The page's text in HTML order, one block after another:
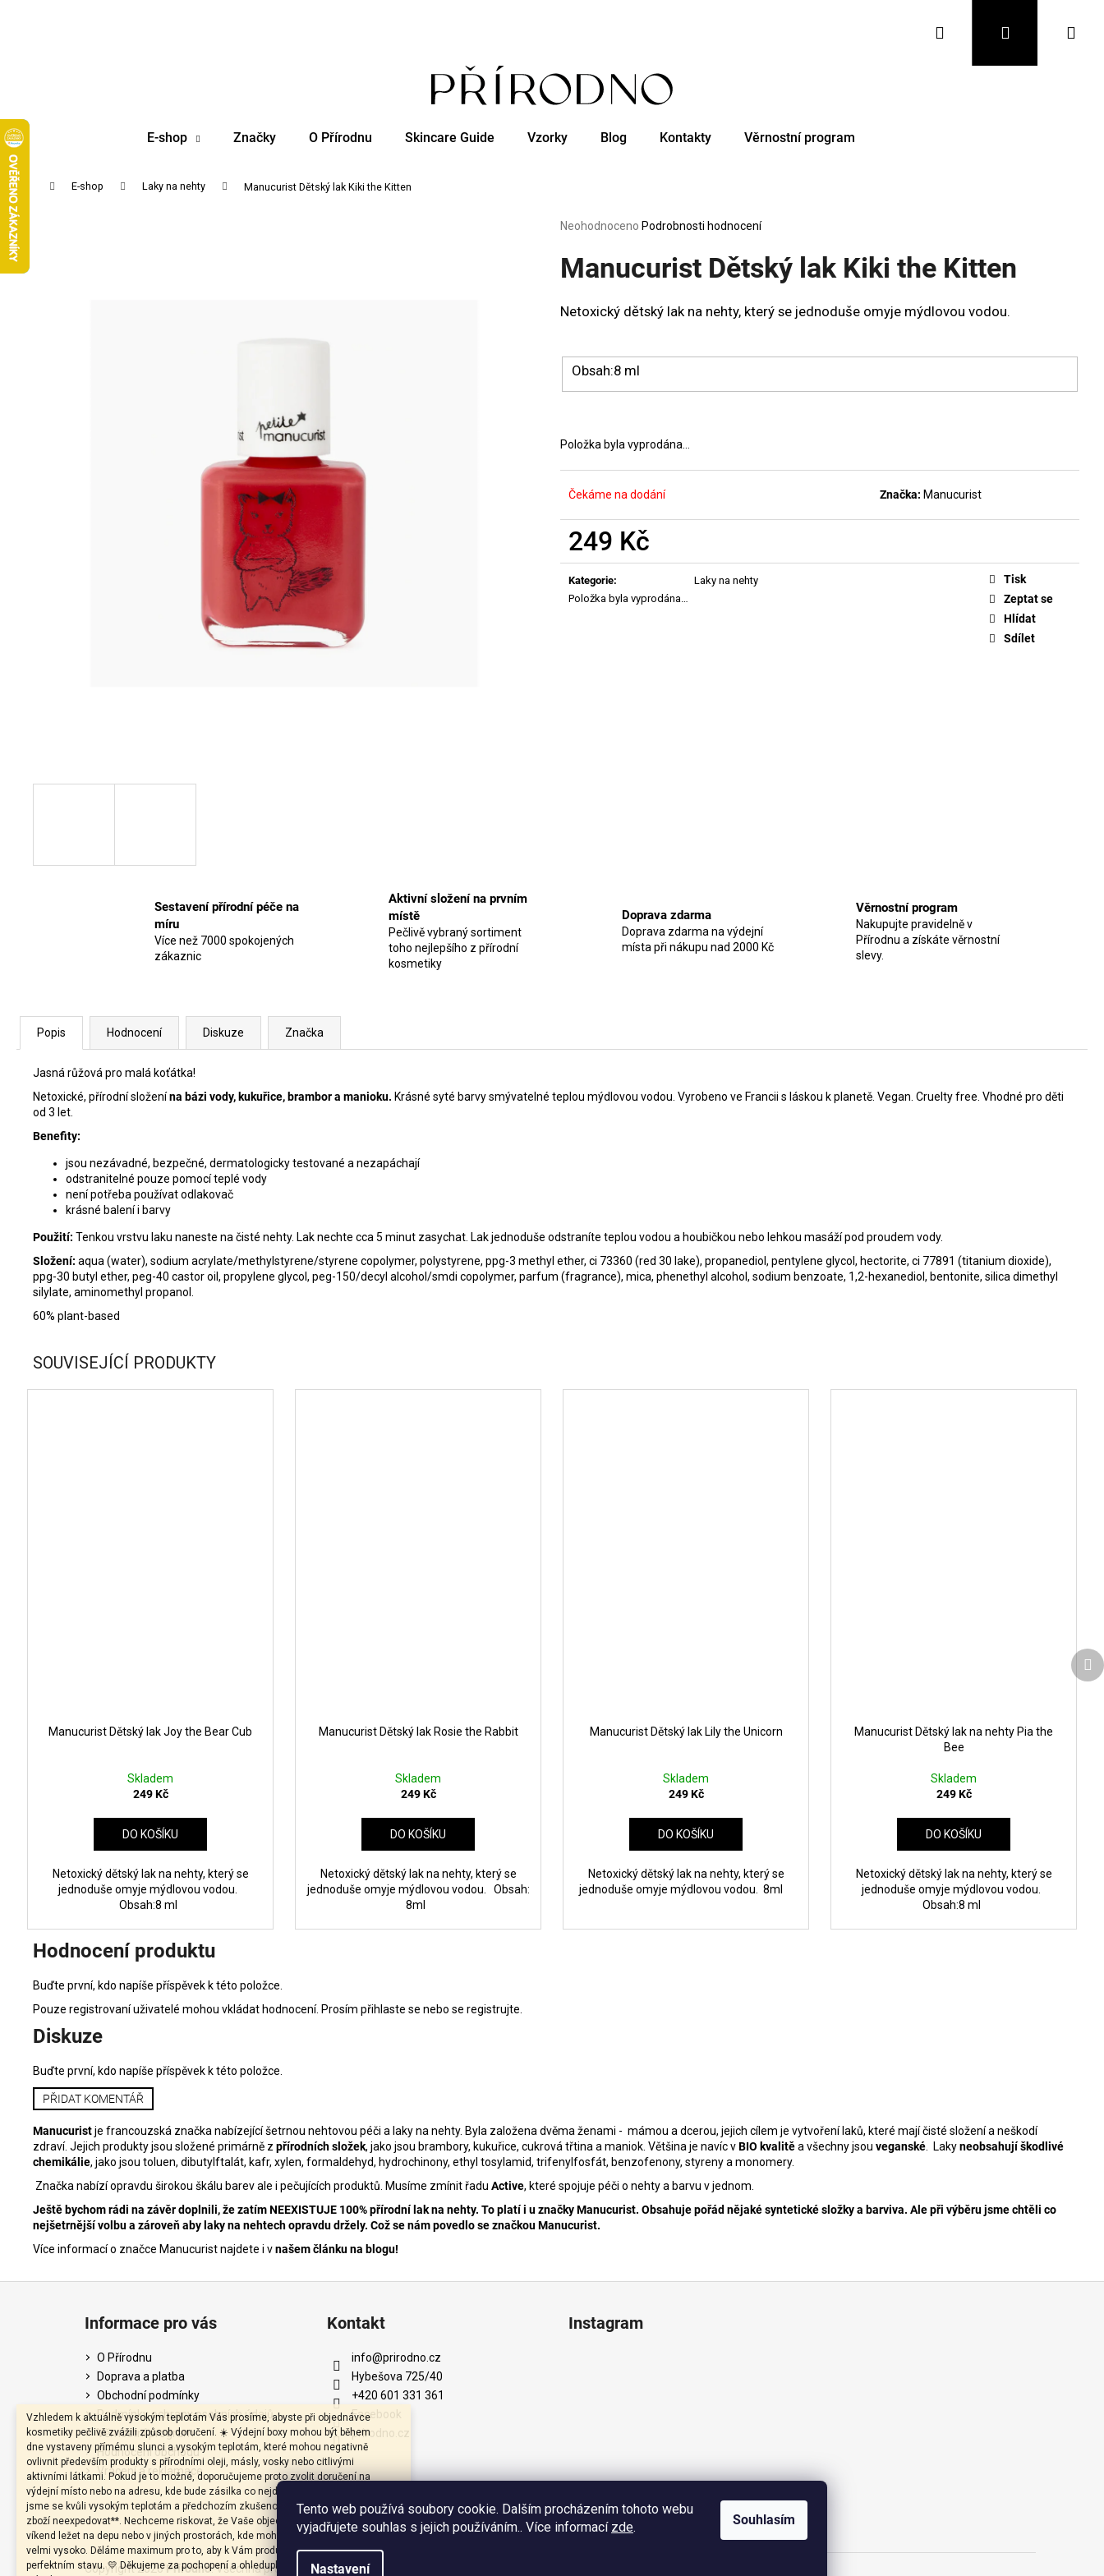
Tento web používá soubory cookie. Dalším procházením tohoto webu
vyjadřujete souhlas s jejich používáním.. Více informací zde.
Nastavení
Souhlasím
Vzhledem k aktuálně vysokým teplotám Vás prosíme, abyste při objednávce
kosmetiky pečlivě zvážili způsob doručení. ☀️ Výdejní boxy mohou být během
dne vystaveny přímému slunci a vysokým teplotám, které mohou negativně
ovlivnit především produkty s přírodními oleji, másly, vosky nebo citlivými
aktivními látkami. Pokud je to možné, doporučujeme proto zvolit doručení na
výdejní místo nebo na adresu, kde bude zásilka co nejdříve převzata. Zároveň
jsme se kvůli vysokým teplotám a předchozím zkušenostem rozhodli **v pátky
zboží neexpedovat**. Nechceme riskovat, že Vaše objednávka zůstane přes
víkend ležet na depu nebo v jiných prostorách, kde mohou teploty vystoupat
velmi vysoko. Děláme maximum pro to, aby k Vám produkty dorazily v
perfektním stavu. 💛 Děkujeme za pochopení a ohleduplnost k produktům. Tým
Hledat Přihlášení
E-shop Značky O Přírodnu Skincare Guide Vzorky Blog Kontakty Věrnostní program
Domů E-shop Laky na nehty Manucurist Dětský lak Kiki the Kitten
Průměrné
produktu
je
5
Neohodnoceno Podrobnosti hodnocení
Manucurist Dětský lak Kiki the Kitten
Netoxický dětský lak na nehty, který se jednoduše omyje mýdlovou vodou.
Obsah:8 ml
Položka byla vyprodána…
Čekáme na dodání Značka: Manucurist
249 Kč
Měrná
cena:
Kategorie:
Laky na nehty
Položka byla vyprodána…
Tisk
Zeptat se
Hlídat
Sdílet
Sestavení přírodní péče na
míru
Více než 7000 spokojených
zákaznic
Aktivní složení na prvním
místě
Pečlivě vybraný sortiment
toho nejlepšího z přírodní
kosmetiky
Doprava zdarma
Doprava zdarma na výdejní
místa při nákupu nad 2000 Kč
Věrnostní program
Nakupujte pravidelně v
Přírodnu a získáte věrnostní
slevy.
Popis Hodnocení Diskuze Značka
Jasná růžová pro malá koťátka!
Netoxické, přírodní složenína bázi vody, kukuřice, brambor a manioku. Krásné syté barvy smývatelné teplou mýdlovou vodou. Vyrobeno ve Francii s láskou k planetě. Vegan. Cruelty free. Vhodné pro děti
od 3 let.
Benefity:
jsou nezávadné, bezpečné, dermatologicky testované a nezapáchají
odstranitelné pouze pomocí teplé vody
není potřeba používat odlakovač
krásné balení i barvy
Použití: Tenkou vrstvu laku naneste na čisté nehty. Lak nechte cca 5 minut zasychat. Lak jednoduše odstraníte teplou vodou a houbičkou nebo lehkou masáží pod proudem vody.
Složení: aqua (water), sodium acrylate/methylstyrene/styrene copolymer, polystyrene, ppg-3 methyl ether, ci 73360 (red 30 lake), propanediol, pentylene glycol, hectorite, ci 77891 (titanium dioxide),
ppg-30 butyl ether, peg-40 castor oil, propylene glycol, peg-150/decyl alcohol/smdi copolymer, parfum (fragrance), mica, phenethyl alcohol, sodium benzoate, 1,2-hexanediol, bentonite, silica dimethyl
silylate, aminomethyl propanol.
60% plant-based
SOUVISEJÍCÍ PRODUKTY
Manucurist Dětský lak Joy the Bear Cub
Skladem
249 Kč
DO KOŠÍKU
Netoxický dětský lak na nehty, který se
jednoduše omyje mýdlovou vodou.
Obsah:8 ml
Manucurist Dětský lak Rosie the Rabbit
Skladem
249 Kč
DO KOŠÍKU
Netoxický dětský lak na nehty, který se
jednoduše omyje mýdlovou vodou. Obsah:
8ml
Manucurist Dětský lak Lily the Unicorn
Skladem
249 Kč
DO KOŠÍKU
Netoxický dětský lak na nehty, který se
jednoduše omyje mýdlovou vodou. 8ml
Manucurist Dětský lak na nehty Pia the
Bee
Skladem
249 Kč
DO KOŠÍKU
Netoxický dětský lak na nehty, který se
jednoduše omyje mýdlovou vodou.
Obsah:8 ml
Hodnocení produktu
Buďte první, kdo napíše příspěvek k této položce.
Pouze registrovaní uživatelé mohou vkládat hodnocení. Prosím přihlaste se nebo se registrujte
Diskuze
Buďte první, kdo napíše příspěvek k této položce.
PŘIDAT KOMENTÁŘ
Manucuristje francouzská značka nabízející šetrnou nehtovou péči a laky na nehty. Byla založena dvěma ženami - mámou a dcerou, jejich cílem je vytvoření laků, které mají čisté složení a neškodí
zdraví. Jejich produkty jsou složené primárně z přírodních složek, jako jsou brambory, kukuřice, cukrová třtina a maniok. Většina je navíc vBIO kvalitěa všechny jsou veganské Lakyneobsahují škodlivé
chemikálie, jako jsou toluen, dibutylftalát, kafr, xylen, formaldehyd, hydrochinony, ethyl tosylamid, trifenylfosfát, benzofenony, styreny a monomery.
Značka nabízí opravdu širokou škálu barev ale i pečujících produktů. Musíme zmínit řadu Active, které spojuje péči o nehty a barvu v jednom.
Ještě bychom rádi na závěr doplnili, že zatím NEEXISTUJE 100% přírodní lak na nehty. To platí i u značky Manucurist. Obsahuje pořád nějaké syntetické složky a barviva. Ale při výběru jsme chtěli co
nejšetrnější volbu a zároveň aby laky na nehtech opravdu držely. Což se nám povedlo se značkou Manucurist.
Více informací o značce Manucurist najdete i vnašem článku na blogu!
Co potřebujete najít?
Následující
MANUCURIST ACTIVE PLUMP AQUA
MANUCURIST ODLAKOVAČ GREEN™ &
Informace pro vás
O Přírodnu
Doprava a platba
Obchodní podmínky
Podmínky ochrany osobních údajů
Věrnostní program
Hodnocení obchodu
Vrácení a reklamace
Kontakt
info@prirodno.cz
Hybešova 725/40
+420 601 331 361
Facebook
prirodno.cz
Instagram
Sledovat na Instagramu
Copyright 2026Přírodno. Všechna práva vyhrazena.